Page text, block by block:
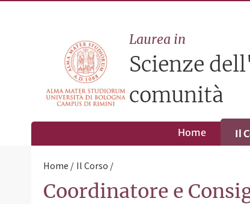
Laurea in
Scienze
comunità
Home Il
Home Il Corso
Coordinatore e